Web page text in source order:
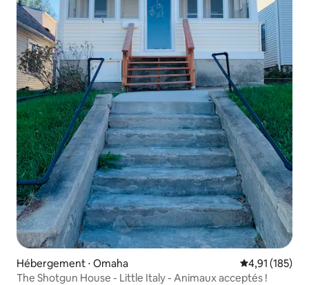
Hébergement ⋅ Omaha Évaluation
4,91 (185)
The Shotgun House - Little Italy - Animaux acceptés !